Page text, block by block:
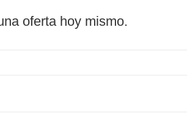
oferta hoy mismo.